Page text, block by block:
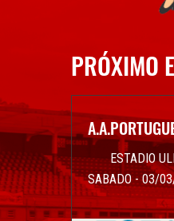
PRÓXIMO
ESTADIO
SABADO - 03/